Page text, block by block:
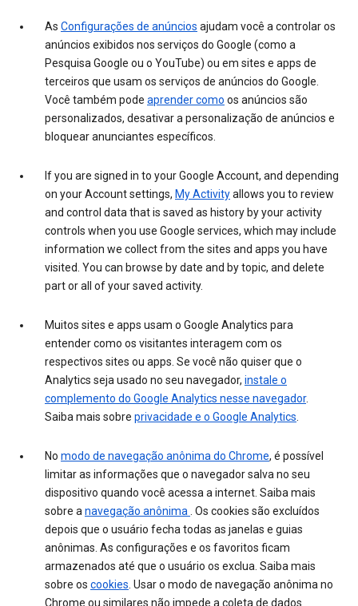
As Configurações de anúncios ajudam você a controlar os
anúncios exibidos nos serviços do Google (como a
Pesquisa Google ou o YouTube) ou em sites e apps de
terceiros que usam os serviços de anúncios do Google.
Você também pode aprender como os anúncios são
personalizados, desativar a personalização de anúncios e
bloquear anunciantes específicos.
If you are signed in to your Google Account, and depending
on your Account settings, My Activityallows you to review
and control data that is saved as history by your activity
controls when you use Google services, which may include
information we collect from the sites and apps you have
visited. You can browse by date and by topic, and delete
part or all of your saved activity.
Muitos sites e apps usam o Google Analytics para
entender como os visitantes interagem com os
respectivos sites ou apps. Se você não quiser que o
Analytics seja usado no seu navegador, instale o
complemento do Google Analytics nesse navegador.
Saiba mais sobre privacidade e o Google Analytics.
No modo de navegação anônima do Chrome, é possível
limitar as informações que o navegador salva no seu
dispositivo quando você acessa a internet. Saiba mais
sobre anavegação anônima. Os cookies são excluídos
depois que o usuário fecha todas as janelas e guias
anônimas. As configurações e os favoritos ficam
armazenados até que o usuário os exclua. Saiba mais
sobre os cookies. Usar o modo de navegação anônima no
Chrome ou similares não impede a coleta de dados